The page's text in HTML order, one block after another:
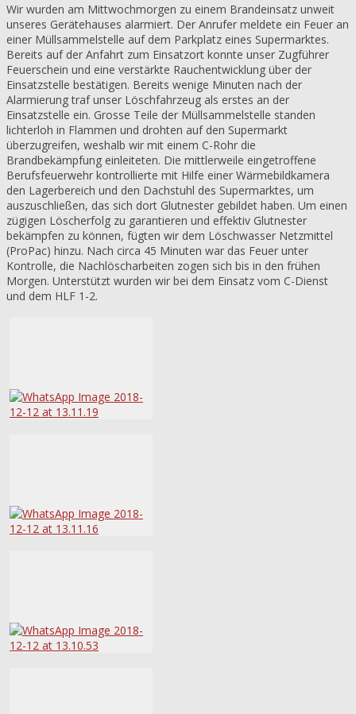
Wir wurden am Mittwochmorgen zu einem Brandeinsatz unweit
unseres Gerätehauses alarmiert. Der Anrufer meldete ein Feuer an
einer Müllsammelstelle auf dem Parkplatz eines Supermarktes.
Bereits auf der Anfahrt zum Einsatzort konnte unser Zugführer
Feuerschein und eine verstärkte Rauchentwicklung über der
Einsatzstelle bestätigen. Bereits wenige Minuten nach der
Alarmierung traf unser Löschfahrzeug als erstes an der
Einsatzstelle ein. Grosse Teile der Müllsammelstelle standen
lichterloh in Flammen und drohten auf den Supermarkt
überzugreifen, weshalb wir mit einem C-Rohr die
Brandbekämpfung einleiteten. Die mittlerweile eingetroffene
Berufsfeuerwehr kontrollierte mit Hilfe einer Wärmebildkamera
den Lagerbereich und den Dachstuhl des Supermarktes, um
auszuschließen, das sich dort Glutnester gebildet haben. Um einen
zügigen Löscherfolg zu garantieren und effektiv Glutnester
bekämpfen zu können, fügten wir dem Löschwasser Netzmittel
(ProPac) hinzu. Nach circa 45 Minuten war das Feuer unter
Kontrolle, die Nachlöscharbeiten zogen sich bis in den frühen
Morgen. Unterstützt wurden wir bei dem Einsatz vom C-Dienst
und dem HLF 1-2.